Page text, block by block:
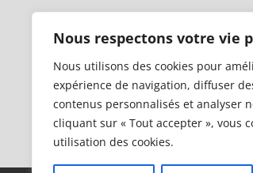
Nous respectons votre vie
Nous utilisons des cookies pour
expérience de navigation, diffuser
contenus personnalisés et analyser
cliquant sur « Tout accepter », vous
utilisation des cookies.